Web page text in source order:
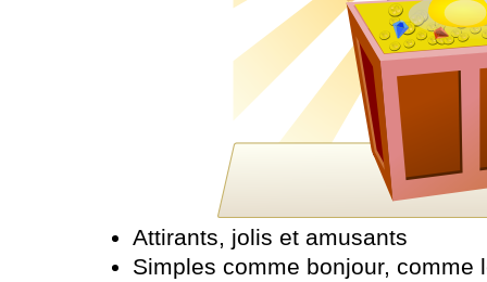
Attirants, jolis et amusants
Simples comme bonjour, comme